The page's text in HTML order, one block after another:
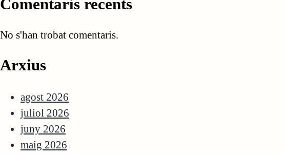
Comentaris recents
No s'han trobat comentaris.
Arxius
agost 2026
juliol 2026
juny 2026
maig 2026